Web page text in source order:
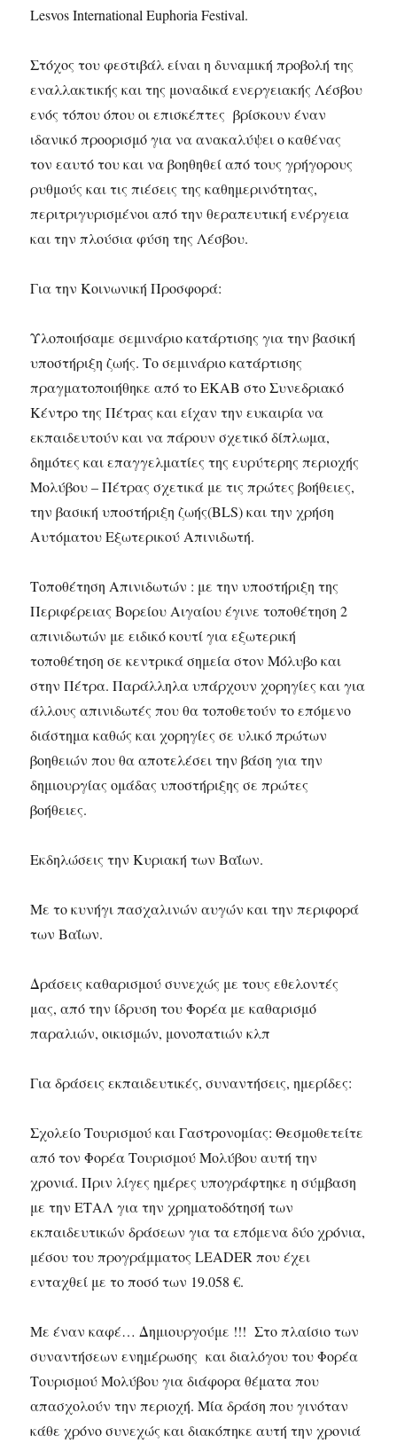
Lesvos International Euphoria Festival.
Στόχος του φεστιβάλ είναι η δυναμική προβολή της
εναλλακτικής και της μοναδικά ενεργειακής Λέσβου
ενός τόπου όπου οι επισκέπτες βρίσκουν έναν
ιδανικό προορισμό για να ανακαλύψει ο καθένας
τον εαυτό του και να βοηθηθεί από τους γρήγορους
ρυθμούς και τις πιέσεις της καθημερινότητας,
περιτριγυρισμένοι από την θεραπευτική ενέργεια
και την πλούσια φύση της Λέσβου.
Για την Κοινωνική Προσφορά:
Υλοποιήσαμε σεμινάριο κατάρτισης για την βασική
υποστήριξη ζωής. Το σεμινάριο κατάρτισης
πραγματοποιήθηκε από το ΕΚΑΒ στο Συνεδριακό
Κέντρο της Πέτρας και είχαν την ευκαιρία να
εκπαιδευτούν και να πάρουν σχετικό δίπλωμα,
δημότες και επαγγελματίες της ευρύτερης περιοχής
Μολύβου – Πέτρας σχετικά με τις πρώτες βοήθειες,
την βασική υποστήριξη ζωής(BLS) και την χρήση
Αυτόματου Εξωτερικού Απινιδωτή.
Τοποθέτηση Απινιδωτών : με την υποστήριξη της
Περιφέρειας Βορείου Αιγαίου έγινε τοποθέτηση 2
απινιδωτών με ειδικό κουτί για εξωτερική
τοποθέτηση σε κεντρικά σημεία στον Μόλυβο και
στην Πέτρα. Παράλληλα υπάρχουν χορηγίες και για
άλλους απινιδωτές που θα τοποθετούν το επόμενο
διάστημα καθώς και χορηγίες σε υλικό πρώτων
βοηθειών που θα αποτελέσει την βάση για την
δημιουργίας ομάδας υποστήριξης σε πρώτες
βοήθειες.
Εκδηλώσεις την Κυριακή των Βαΐων.
Με το κυνήγι πασχαλινών αυγών και την περιφορά
των Βαΐων.
Δράσεις καθαρισμού συνεχώς με τους εθελοντές
μας, από την ίδρυση του Φορέα με καθαρισμό
παραλιών, οικισμών, μονοπατιών κλπ
Για δράσεις εκπαιδευτικές, συναντήσεις, ημερίδες:
Σχολείο Τουρισμού και Γαστρονομίας: Θεσμοθετείτε
από τον Φορέα Τουρισμού Μολύβου αυτή την
χρονιά. Πριν λίγες ημέρες υπογράφτηκε η σύμβαση
με την ΕΤΑΛ για την χρηματοδότησή των
εκπαιδευτικών δράσεων για τα επόμενα δύο χρόνια,
μέσου του προγράμματος LEADER που έχει
ενταχθεί με το ποσό των 19.058 €.
Με έναν καφέ… Δημιουργούμε !!! Στο πλαίσιο των
συναντήσεων ενημέρωσης και διαλόγου του Φορέα
Τουρισμού Μολύβου για διάφορα θέματα που
απασχολούν την περιοχή. Μία δράση που γινόταν
κάθε χρόνο συνεχώς και διακόπηκε αυτή την χρονιά